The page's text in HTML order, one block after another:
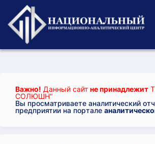
Важно! Данный сайт не принадлежит
СОЛЮШН"
Вы просматриваете аналитический
предприятии на портале